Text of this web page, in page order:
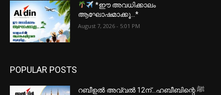
*ഈ അവധിക്കാലം
ആഘോഷമാക്കൂ…*
August 7, 2026 - 5:01 PM
POPULAR POSTS
റബീഉൽ അവ്വൽ 12ന്…ഹബീബിന്റെ ﷺ